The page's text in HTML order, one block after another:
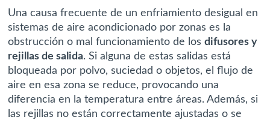
Una causa frecuente de un enfriamiento desigual en
sistemas de aire acondicionado por zonas es la
obstrucción o mal funcionamiento de losdifusores y
rejillas de salida. Si alguna de estas salidas está
bloqueada por polvo, suciedad o objetos, el flujo de
aire en esa zona se reduce, provocando una
diferencia en la temperatura entre áreas. Además, si
las rejillas no están correctamente ajustadas o se